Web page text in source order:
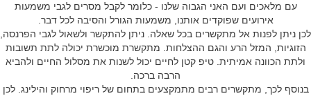
עם מלאכים ועם האני הגבוה שלנו - כלומר לקבל מסרים לגבי משמעות
אירועים שפוקדים אותנו, משמעות הגורל והסיבה לכל דבר.
לכן ניתן לפנות אל מתקשרים בכל שאלה. ניתן להתקשר ולשאול לגבי הפרנסה,
הזוגיות, המזל הרע והגם ההצלחות. מתקשרת מוכשרת יכולה לתת תשובות
ולתת הכוונה אמיתית. טיפ קטן לחיים יכול לשנות את מסלול החיים ולהביא
הרבה ברכה.
בנוסף לכך, מתקשרים רבים מתמקצעים בתחום של ריפוי מרחוק והילינג. לכן